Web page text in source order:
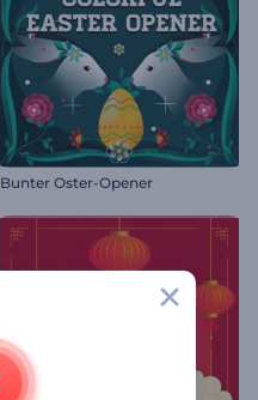
Bunter Oster-Opener